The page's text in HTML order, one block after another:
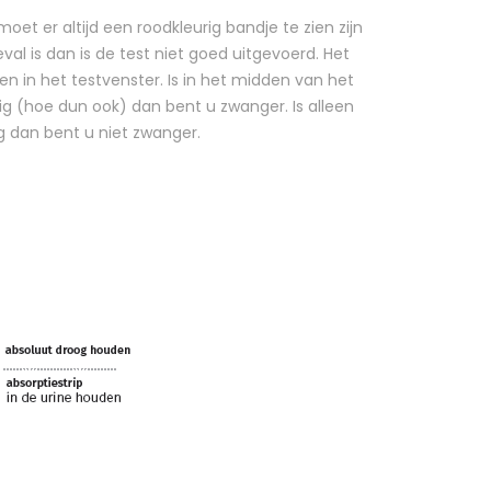
er altijd een roodkleurig bandje te zien zijn
is dan is de test niet goed uitgevoerd. Het
in het testvenster. Is in het midden van het
(hoe dun ook) dan bent u zwanger. Is alleen
dan bent u niet zwanger.